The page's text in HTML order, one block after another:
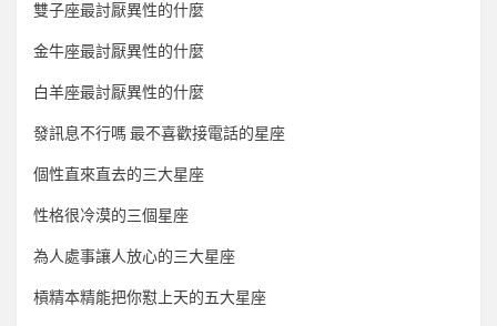
雙子座最討厭異性的什麼
金牛座最討厭異性的什麼
白羊座最討厭異性的什麼
發訊息不行嗎 最不喜歡接電話的星座
個性直來直去的三大星座
性格很冷漠的三個星座
為人處事讓人放心的三大星座
槓精本精能把你懟上天的五大星座